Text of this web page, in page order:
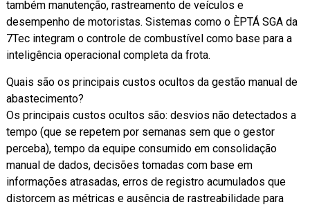
também manutenção, rastreamento de veículos e
desempenho de motoristas. Sistemas como o ÈPTÁ SGA da
7Tec integram o controle de combustível como base para a
inteligência operacional completa da frota.
Quais são os principais custos ocultos da gestão manual de
abastecimento?
Os principais custos ocultos são: desvios não detectados a
tempo (que se repetem por semanas sem que o gestor
perceba), tempo da equipe consumido em consolidação
manual de dados, decisões tomadas com base em
informações atrasadas, erros de registro acumulados que
distorcem as métricas e ausência de rastreabilidade para